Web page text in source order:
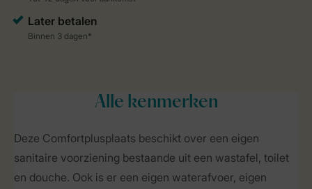
Alle kenmerken
Deze Comfortplusplaats beschikt over een eigen
sanitaire voorziening bestaande uit een wastafel, toilet
en douche. Ook is er een eigen waterafvoer, eigen